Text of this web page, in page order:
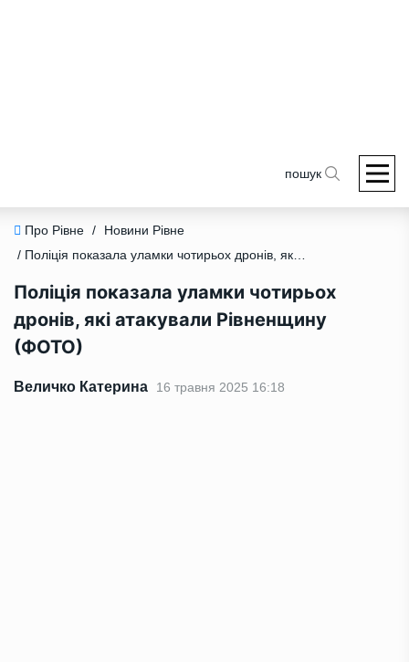
пошук
Про Рівне /
Новини Рівне
/ Поліція показала уламки чотирьох дронів, які атакували Рівненщину (ФОТО)
Поліція показала уламки чотирьох
дронів, які атакували Рівненщину
(ФОТО)
Величко Катерина 16 травня 2025 16:18